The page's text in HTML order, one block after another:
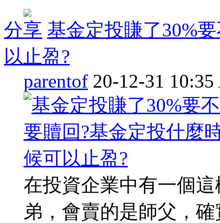
分享 基金定投賺了30%
以止盈?
parentof 20-12-31
在投資企業中有一個
弟，會賣的是師父，